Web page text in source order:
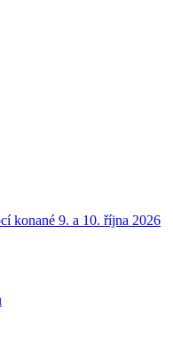
konané 9. a 10. října 2026